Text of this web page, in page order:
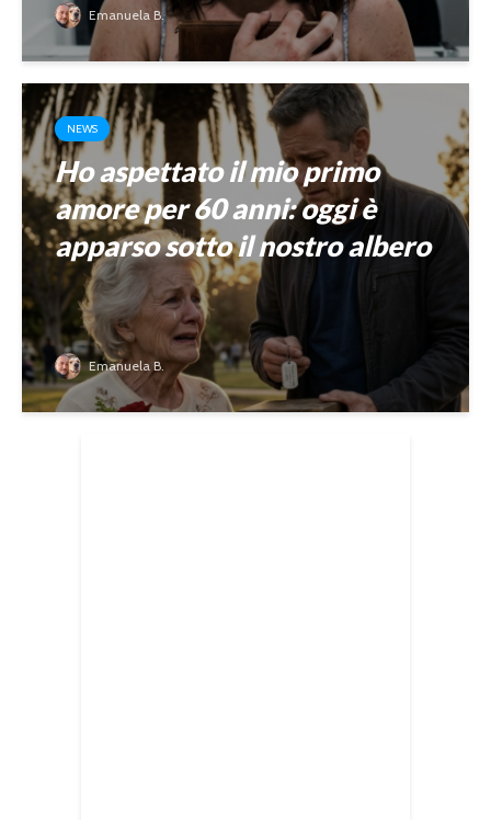
Emanuela B.
NEWS
Ho aspettato il mio primo
amore per 60 anni: oggi è
apparso sotto il nostro albero
Emanuela B.